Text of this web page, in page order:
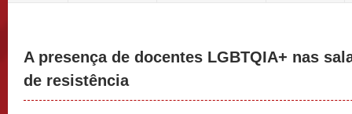
A presença de docentes LGBTQIA+ nas
de resistência